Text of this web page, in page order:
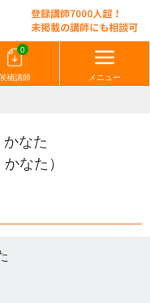
0
補講師 メニュー
なた
なた）